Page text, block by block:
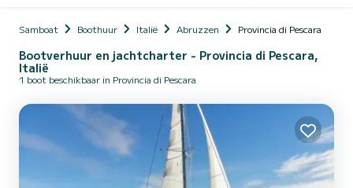
Samboat Boothuur Italië Abruzzen Provincia di Pescara
Bootverhuur en jachtcharter - Provincia di Pescara,
Italië
1 boot beschikbaar in Provincia di Pescara